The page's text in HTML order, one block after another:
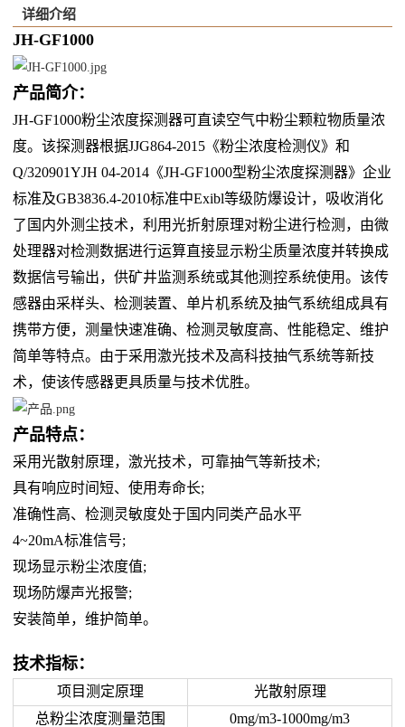
详细介绍
JH-GF1000
产品简介：
JH-GF1000粉尘浓度探测器可直读空气中粉尘颗粒物质量浓
度。该探测器根据JJG864-2015《粉尘浓度检测仪》和
Q/320901YJH 04-2014《JH-GF1000型粉尘浓度探测器》企业
标准及GB3836.4-2010标准中Exibl等级防爆设计，吸收消化
了国内外测尘技术，利用光折射原理对粉尘进行检测，由微
处理器对检测数据进行运算直接显示粉尘质量浓度并转换成
数据信号输出，供矿井监测系统或其他测控系统使用。该传
感器由采样头、检测装置、单片机系统及抽气系统组成具有
携带方便，测量快速准确、检测灵敏度高、性能稳定、维护
简单等特点。由于采用激光技术及高科技抽气系统等新技
术，使该传感器更具质量与技术优胜。
产品特点：
采用光散射原理，激光技术，可靠抽气等新技术;
具有响应时间短、使用寿命长;
准确性高、检测灵敏度处于国内同类产品水平
4~20mA标准信号;
现场显示粉尘浓度值;
现场防爆声光报警;
安装简单，维护简单。
技术指标：
项目测定原理
光散射原理
总粉尘浓度测量范围
0mg/m3-1000mg/m3